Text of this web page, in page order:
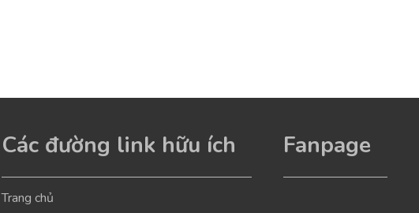
Các đường link hữu ích
Trang chủ
Fanpage